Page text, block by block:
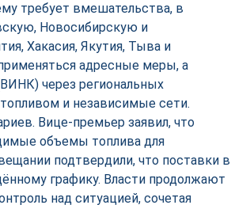
требует вмешательства, в
Новосибирскую и
Хакасия, Якутия, Тыва и
адресные меры, а
через региональных
и независимые сети.
Вице-премьер заявил, что
объемы топлива для
подтвердили, что поставки в
графику. Власти продолжают
над ситуацией, сочетая